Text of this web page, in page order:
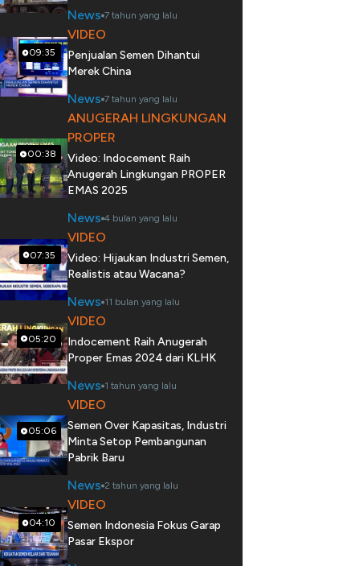
News 7 tahun yang lalu
09:35
VIDEO
Penjualan Semen Dihantui
Merek China
News 7 tahun yang lalu
00:38
ANUGERAH LINGKUNGAN
PROPER
Video: Indocement Raih
Anugerah Lingkungan PROPER
EMAS 2025
News 4 bulan yang lalu
07:35
VIDEO
Video: Hijaukan Industri Semen,
Realistis atau Wacana?
News 11 bulan yang lalu
05:20
VIDEO
Indocement Raih Anugerah
Proper Emas 2024 dari KLHK
News 1 tahun yang lalu
05:06
VIDEO
Semen Over Kapasitas, Industri
Minta Setop Pembangunan
Pabrik Baru
News 2 tahun yang lalu
04:10
VIDEO
Semen Indonesia Fokus Garap
Pasar Ekspor